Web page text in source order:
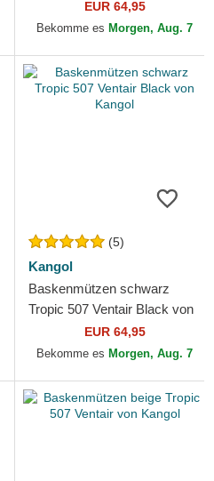
Moonstruck von Kangol
EUR 64,95
Bekomme es Morgen, Aug. 7
(5)
Kangol
Baskenmützen schwarz
Tropic 507 Ventair Black von
EUR 64,95
Bekomme es Morgen, Aug. 7